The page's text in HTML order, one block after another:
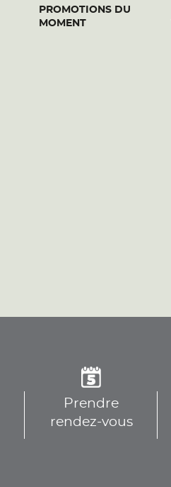
PROMOTIONS DU
MOMENT
Prendre
rendez-vous